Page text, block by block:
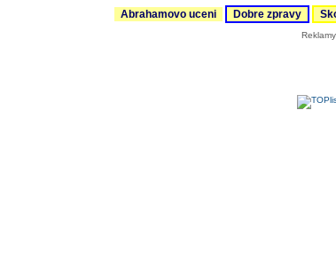
Abrahamovo uceni Dobre zpravy
Reklamy